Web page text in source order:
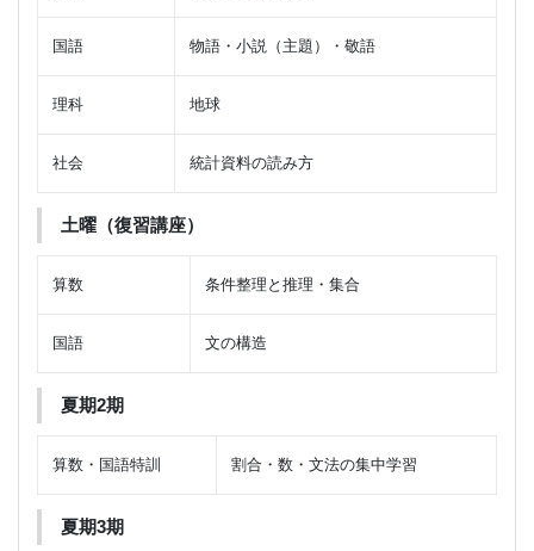
国語 物語・小説（主題）・敬語
理科 地球
社会 統計資料の読み方
土曜（復習講座）
算数 条件整理と推理・集合
国語 文の構造
夏期2期
算数・国語特訓 割合・数・文法の集中学習
夏期3期